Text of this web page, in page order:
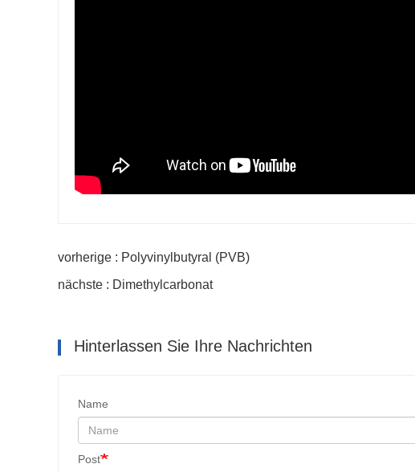
vorherige : Polyvinylbutyral (PVB)
nächste : Dimethylcarbonat
Hinterlassen Sie Ihre Nachrichten
Name
Post